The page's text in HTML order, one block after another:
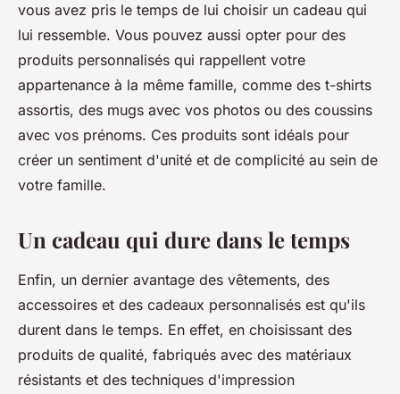
vous avez pris le temps de lui choisir un cadeau qui
lui ressemble. Vous pouvez aussi opter pour des
produits personnalisés qui rappellent votre
appartenance à la même famille, comme des t-shirts
assortis, des mugs avec vos photos ou des coussins
avec vos prénoms. Ces produits sont idéals pour
créer un sentiment d'unité et de complicité au sein de
votre famille.
Un cadeau qui dure dans le temps
Enfin, un dernier avantage des vêtements, des
accessoires et des cadeaux personnalisés est qu'ils
durent dans le temps. En effet, en choisissant des
produits de qualité, fabriqués avec des matériaux
résistants et des techniques d'impression